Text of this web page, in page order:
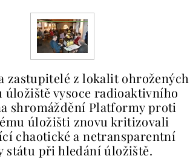
zastupitelé z lokalit ohrožených
úložiště vysoce radioaktivního
shromáždění Platformy proti
úložišti znovu kritizovali
chaotické a netransparentní
státu při hledání úložiště.